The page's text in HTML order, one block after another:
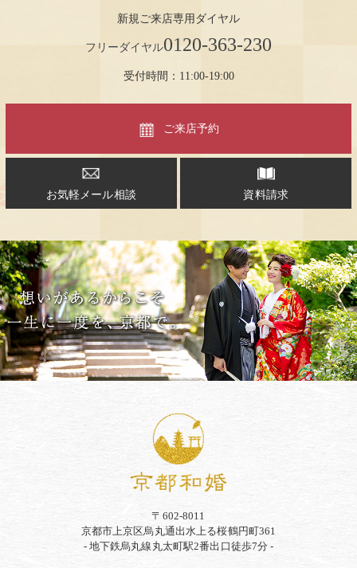
新規ご来店専用ダイヤル
フリーダイヤル0120-363-230
受付時間：11:00-19:00
ご来店予約
お気軽メール相談 資料請求
〒602-8011
京都市上京区烏丸通出水上る桜鶴円町361
- 地下鉄烏丸線丸太町駅2番出口徒歩7分 -